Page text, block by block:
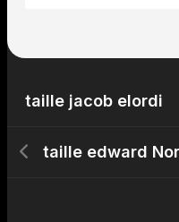
taille jacob elordi
taille edward